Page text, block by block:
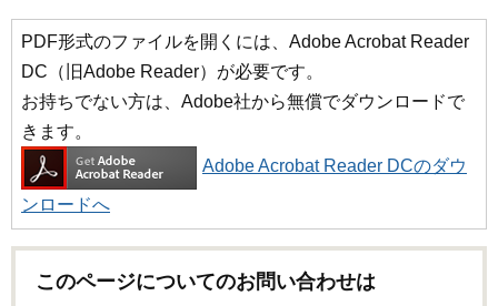
PDF形式のファイルを開くには、Adobe Acrobat Reader
DC（旧Adobe Reader）が必要です。
お持ちでない方は、Adobe社から無償でダウンロードで
きます。
Adobe Acrobat Reader DCのダウ
ンロードへ
このページについてのお問い合わせは